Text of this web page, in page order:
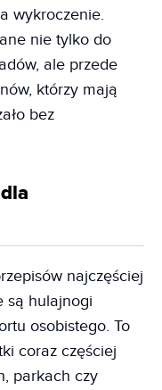
wykroczenie.
nie tylko do
ale przede
którzy mają
bez
najczęściej
są hulajnogi
osobistego. To
coraz częściej
parkach czy